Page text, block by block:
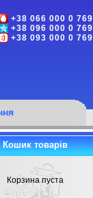
+38 066 000 0 769
+38 096 000 0 769
+38 093 000 0 769
Кошик товарів
Корзина пуста